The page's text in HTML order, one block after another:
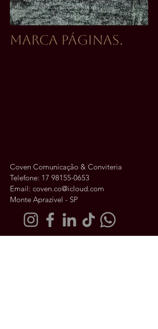
Marca páginas.
Coven Comunicação & Conviteria
Telefone: 17 98155-0653
Email: coven.co@icloud.com
Monte Aprazível - SP
Fale conosco